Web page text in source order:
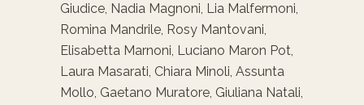
Giudice, Nadia Magnoni, Lia Malfermoni,
Romina Mandrile, Rosy Mantovani,
Elisabetta Marnoni, Luciano Maron Pot,
Laura Masarati, Chiara Minoli, Assunta
Mollo, Gaetano Muratore, Giuliana Natali,